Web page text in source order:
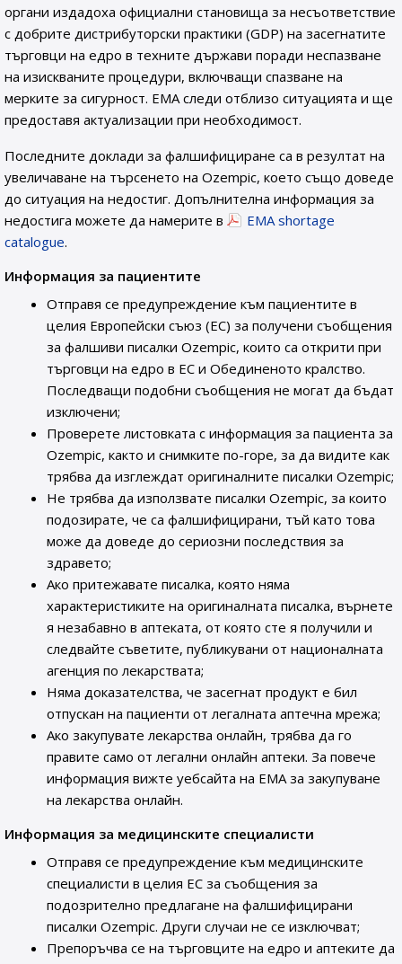
органи издадоха официални становища за несъответствие
с добрите дистрибуторски практики (GDP) на засегнатите
търговци на едро в техните държави поради неспазване
на изискваните процедури, включващи спазване на
мерките за сигурност. EMA следи отблизо ситуацията и ще
предоставя актуализации при необходимост.
Последните доклади за фалшифициране са в резултат на
увеличаване на търсенето на Ozempic, което също доведе
до ситуация на недостиг. Допълнителна информация за
недостига можете да намерите в
EMA shortage
catalogue.
Информация за пациентите
Отправя се предупреждение към пациентите в
целия Европейски съюз (ЕС) за получени съобщения
за фалшиви писалки Ozempic, които са открити при
търговци на едро в ЕС и Обединеното кралство.
Последващи подобни съобщения не могат да бъдат
изключени;
Проверете листовката с информация за пациента за
Ozempic, както и снимките по-горе, за да видите как
трябва да изглеждат оригиналните писалки Ozempic;
Не трябва да използвате писалки Ozempic, за които
подозирате, че са фалшифицирани, тъй като това
може да доведе до сериозни последствия за
здравето;
Ако притежавате писалка, която няма
характеристиките на оригиналната писалка, върнете
я незабавно в аптеката, от която сте я получили и
следвайте съветите, публикувани от националната
агенция по лекарствата;
Няма доказателства, че засегнат продукт е бил
отпускан на пациенти от легалната аптечна мрежа;
Ако закупувате лекарства онлайн, трябва да го
правите само от легални онлайн аптеки. За повече
информация вижте уебсайта на ЕМА за закупуване
на лекарства онлайн.
Информация за медицинските специалисти
Отправя се предупреждение към медицинските
специалисти в целия ЕС за съобщения за
подозрително предлагане на фалшифицирани
писалки Ozempic. Други случаи не се изключват;
Препоръчва се на търговците на едро и аптеките да